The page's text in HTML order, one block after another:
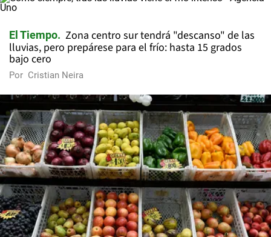
El Tiempo
Zona centro sur tendrá "descanso" de las
lluvias, pero prepárese para el frío: hasta 15 grados
bajo cero
Por Cristian Neira